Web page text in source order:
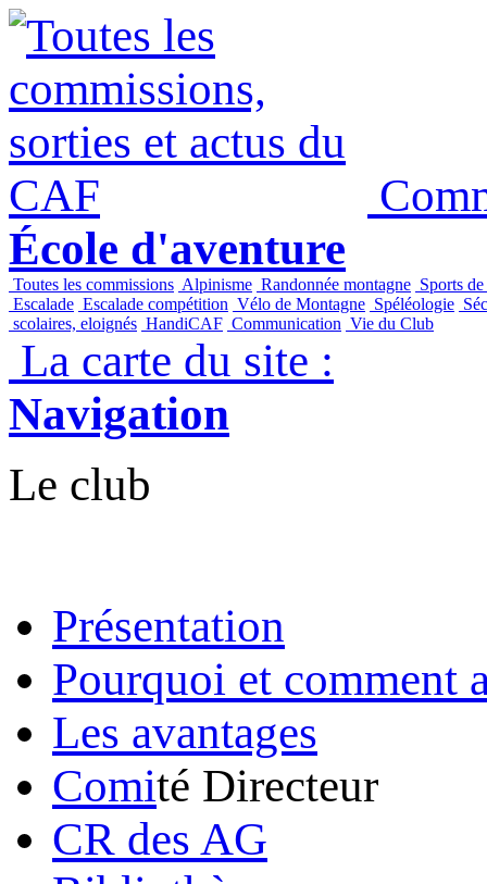
École d'aventure
Toutes les commissions Alpinisme Randonnée montagne Sports
Escalade Escalade compétition Vélo de Montagne Spéléologie
scolaires, eloignés HandiCAF Communication Vie du Club
La carte du site :
Navigation
Le club
Présentation
Pourquoi et comment
Les avantages
Comité Directeur
CR des AG